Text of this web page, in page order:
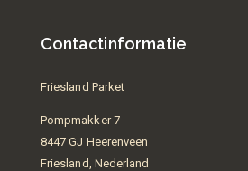
Contactinformatie
Friesland Parket
Pompmakker 7
8447 GJ Heerenveen
Friesland, Nederland